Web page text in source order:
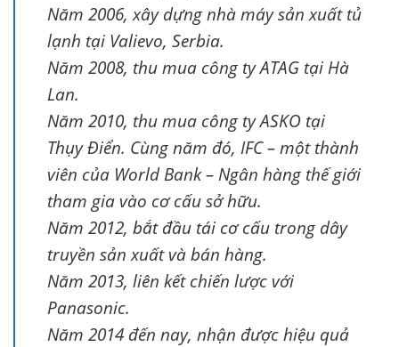
Năm 2006, xây dựng nhà máy sản xuất tủ
lạnh tại Valievo, Serbia.
Năm 2008, thu mua công ty ATAG tại Hà
Lan.
Năm 2010, thu mua công ty ASKO tại
Thụy Điển. Cùng năm đó, IFC – một thành
viên của World Bank – Ngân hàng thế giới
tham gia vào cơ cấu sở hữu.
Năm 2012, bắt đầu tái cơ cấu trong dây
truyền sản xuất và bán hàng.
Năm 2013, liên kết chiến lược với
Panasonic.
Năm 2014 đến nay, nhận được hiệu quả